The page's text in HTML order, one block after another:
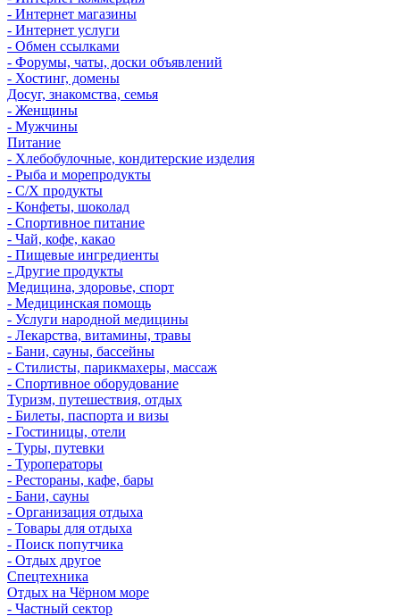
- Интернет магазины
- Интернет услуги
- Обмен ссылками
- Форумы, чаты, доски объявлений
- Хостинг, домены
Досуг, знакомства, семья
- Женщины
- Мужчины
Питание
- Хлебобулочные, кондитерские изделия
- Рыба и морепродукты
- С/Х продукты
- Конфеты, шоколад
- Спортивное питание
- Чай, кофе, какао
- Пищевые ингредиенты
- Другие продукты
Медицина, здоровье, спорт
- Медицинская помощь
- Услуги народной медицины
- Лекарства, витамины, травы
- Бани, сауны, бассейны
- Стилисты, парикмахеры, массаж
- Спортивное оборудование
Туризм, путешествия, отдых
- Билеты, паспорта и визы
- Гостиницы, отели
- Туры, путевки
- Туроператоры
- Рестораны, кафе, бары
- Бани, сауны
- Организация отдыха
- Товары для отдыха
- Поиск попутчика
- Отдых другое
Спецтехника
Отдых на Чёрном море
- Частный сектор